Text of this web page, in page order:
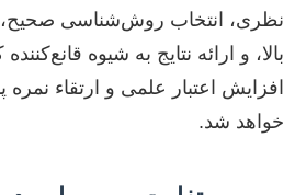
نظری، انتخاب روش‌شناسی صحیح،
بالا، و ارائه نتایج به شیوه
افزایش اعتبار علمی و ارتقاء نمره
خواهد شد.